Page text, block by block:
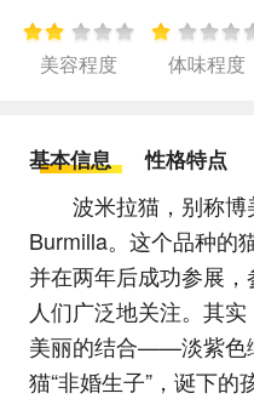
美容程度 体味程度
基本信息 性格特点
波米拉猫，别称
Burmilla。这个品种的
并在两年后成功参展
人们广泛地关注。其
美丽的结合——淡紫色
猫“非婚生子”，诞下的